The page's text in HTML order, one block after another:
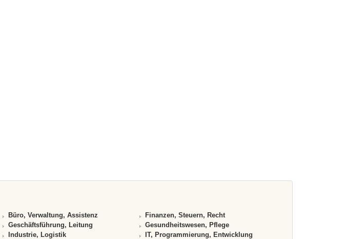
Büro, Verwaltung, Assistenz
Finanzen, Steuern, Recht
Geschäftsführung, Leitung
Gesundheitswesen, Pflege
Industrie, Logistik
IT, Programmierung, Entwicklung